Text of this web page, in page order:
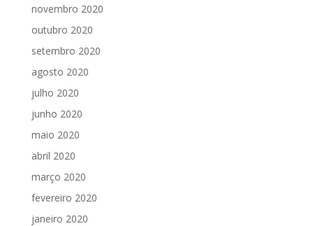
novembro 2020
outubro 2020
setembro 2020
agosto 2020
julho 2020
junho 2020
maio 2020
abril 2020
março 2020
fevereiro 2020
janeiro 2020